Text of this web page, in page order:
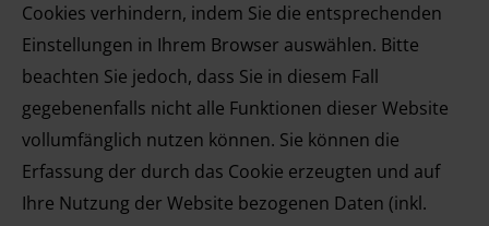
Cookies verhindern, indem Sie die entsprechenden
Einstellungen in Ihrem Browser auswählen. Bitte
beachten Sie jedoch, dass Sie in diesem Fall
gegebenenfalls nicht alle Funktionen dieser Website
vollumfänglich nutzen können. Sie können die
Erfassung der durch das Cookie erzeugten und auf
Ihre Nutzung der Website bezogenen Daten (inkl.